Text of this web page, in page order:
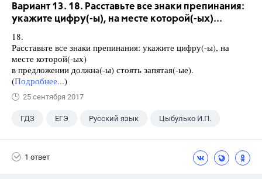
Вариант 13. 18. Расставьте все знаки препинания:
укажите цифру(-ы), на месте которой(-ых)...
18.
Расставьте все знаки препинания: укажите цифру(-ы), на
месте которой(-ых)
в предложении должна(-ы) стоять запятая(-ые).
(Подробнее...)
25 сентября 2017
ГДЗ ЕГЭ Русский язык Цыбулько И.П.
1 ответ